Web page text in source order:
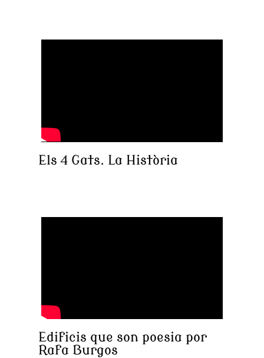
Els 4 Gats. La Història
Edificis que son poesia por
Rafa Burgos